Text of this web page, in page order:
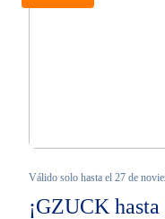
Válido solo hasta el 27 de
¡GZUCK